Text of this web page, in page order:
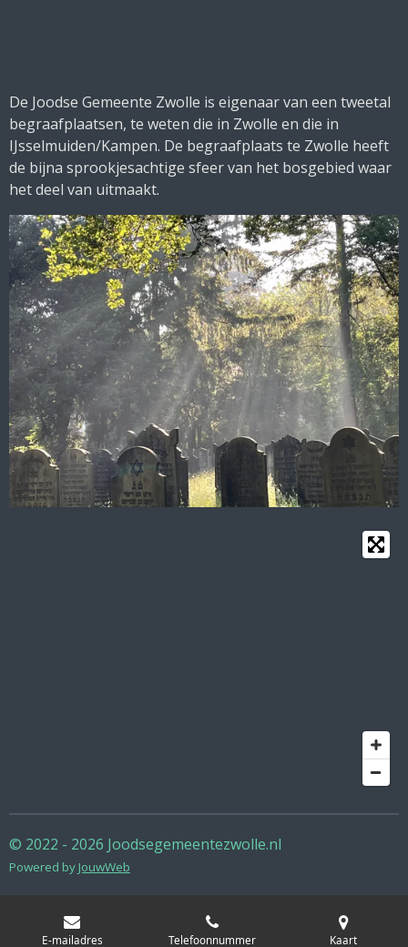
De Joodse Gemeente Zwolle is eigenaar van een tweetal
begraafplaatsen, te weten die in Zwolle en die in
IJsselmuiden/Kampen. De begraafplaats te Zwolle heeft
de bijna sprookjesachtige sfeer van het bosgebied waar
het deel van uitmaakt.
© 2022 - 2026 Joodsegemeentezwolle.nl
Powered by JouwWeb
E-mailadres Telefoonnummer Kaart